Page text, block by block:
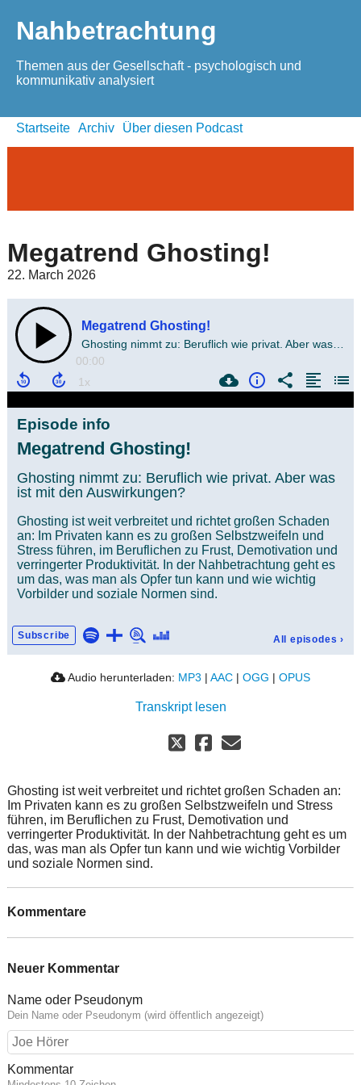
Nahbetrachtung
Themen aus der Gesellschaft - psychologisch und
kommunikativ analysiert
Startseite Archiv Über diesen Podcast
Megatrend Ghosting!
22. March 2026
Megatrend Ghosting!
Ghosting nimmt zu: Beruflich wie privat. Aber was ist mit den Auswirkungen?
00:00
Episode info
Megatrend Ghosting!
Ghosting nimmt zu: Beruflich wie privat. Aber was
ist mit den Auswirkungen?
Ghosting ist weit verbreitet und richtet großen Schaden
an: Im Privaten kann es zu großen Selbstzweifeln und
Stress führen, im Beruflichen zu Frust, Demotivation und
verringerter Produktivität. In der Nahbetrachtung geht es
um das, was man als Opfer tun kann und wie wichtig
Vorbilder und soziale Normen sind.
Subscribe All episodes ›
Audio herunterladen: MP3 | AAC | OGG | OPUS
Transkript lesen
Ghosting ist weit verbreitet und richtet großen Schaden an:
Im Privaten kann es zu großen Selbstzweifeln und Stress
führen, im Beruflichen zu Frust, Demotivation und
verringerter Produktivität. In der Nahbetrachtung geht es um
das, was man als Opfer tun kann und wie wichtig Vorbilder
und soziale Normen sind.
Kommentare
Neuer Kommentar
Name oder Pseudonym
Dein Name oder Pseudonym (wird öffentlich angezeigt)
Kommentar